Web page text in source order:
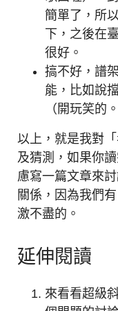
簡單了，所
下，之後在
很好。
搞不好，譜
能，比如說
（開玩笑的。
以上，就是我對
及猜測，如果你
慮寫一篇文章來
關係，因為我們
激不盡的。
延伸閱讀
來看看超級